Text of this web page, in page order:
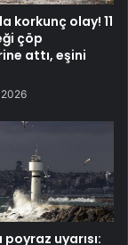
korkunç olay! 11
çöp
attı, eşini
uyarısı: